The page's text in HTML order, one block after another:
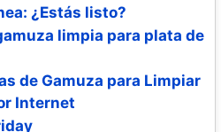
¿Estás listo?
limpia para plata de
de Gamuza para Limpiar
Internet